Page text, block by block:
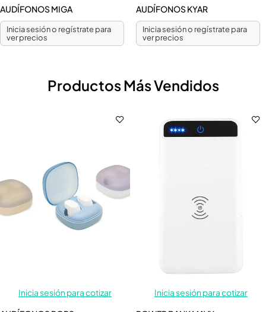
AUDÍFONOS MIGA
Inicia sesión o regístrate para
ver precios
AUDÍFONOS KYAR
Inicia sesión o regístrate para
ver precios
Productos Más Vendidos
Inicia sesión para cotizar
Inicia sesión para cotizar